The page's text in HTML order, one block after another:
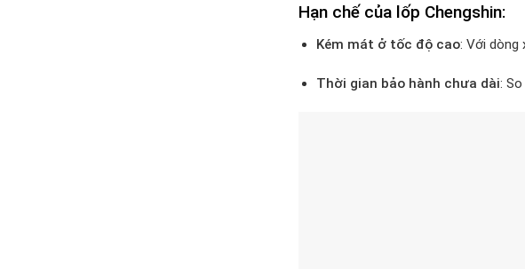
Hạn chế của lốp Chengshin:
Kém mát ở tốc độ cao: Với dòng
Thời gian bảo hành chưa dài: